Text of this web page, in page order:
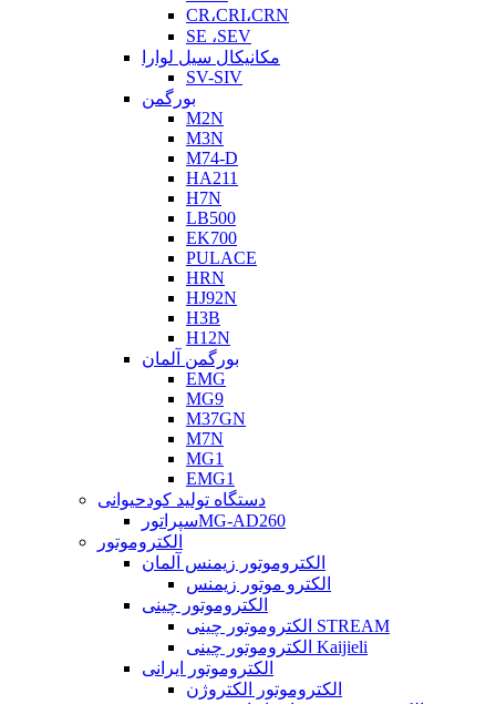
CR،CRI،CRN
SE ،SEV
مکانیکال سیل لوارا
SV-SIV
بورگمن
M2N
M3N
M74-D
HA211
H7N
LB500
EK700
PULACE
HRN
HJ92N
H3B
H12N
بورگمن آلمان
EMG
MG9
M37GN
M7N
MG1
EMG1
دستگاه تولید کودحیوانی
سپراتورMG-AD260
الکتروموتور
الکتروموتور زیمنس آلمان
الکترو موتور زیمنس
الکتروموتور چینی
الکتروموتور چینی STREAM
الکتروموتور چینی Kaijieli
الکتروموتور ایرانی
الکتروموتور الکتروژن